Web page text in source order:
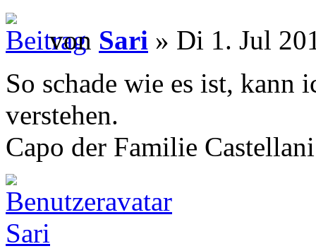
von Sari » Di 1. Jul
So schade wie es ist, kann
verstehen.
Capo der Familie Castellani
Sari